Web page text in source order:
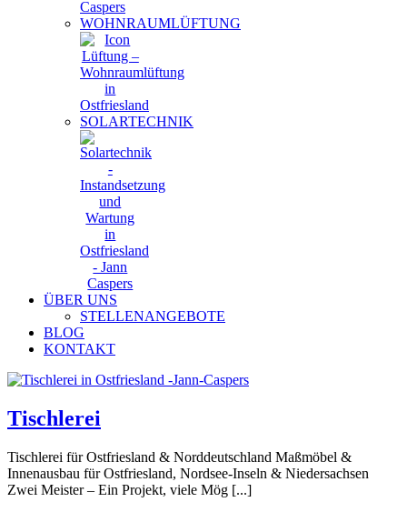
WOHNRAUMLÜFTUNG
SOLARTECHNIK
ÜBER UNS
STELLENANGEBOTE
BLOG
KONTAKT
Tischlerei
Tischlerei für Ostfriesland & Norddeutschland Maßmöbel &
Innenausbau für Ostfriesland, Nordsee‑Inseln & Niedersachsen
Zwei Meister – Ein Projekt, viele Mög [...]